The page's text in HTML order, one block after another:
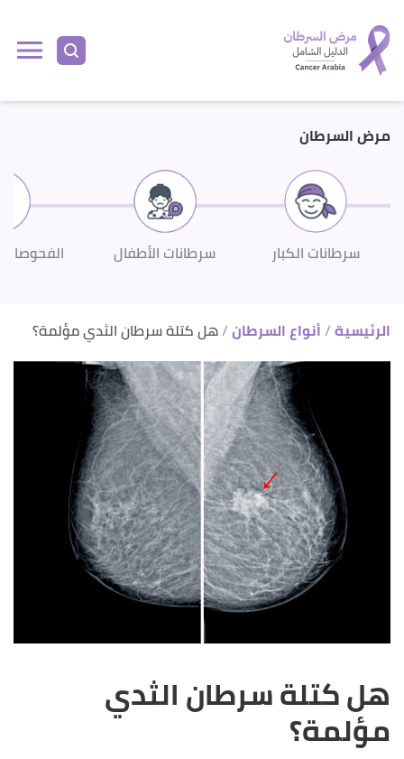
مرض السرطان
سرطانات الكبار سرطانات الأطفال
الرئيسية أنواع السرطان هل كتلة سرطان الثدي مؤلمة؟
هل كتلة سرطان الثدي
مؤلمة؟